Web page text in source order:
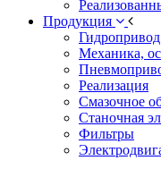
Продукция
Гидропривод
Механика,
Реализация
Смазочное
Станочная
Фильтры